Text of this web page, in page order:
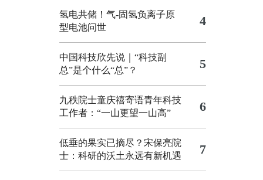
氢电共储！气-固氢负离子原
型电池问世
4
中国科技欣先说｜“科技副
总”是个什么“总”？
5
九秩院士童庆禧寄语青年科技
工作者：“一山更望一山高”
6
低垂的果实已摘尽？宋保亮院
士：科研的沃土永远有新机遇
7